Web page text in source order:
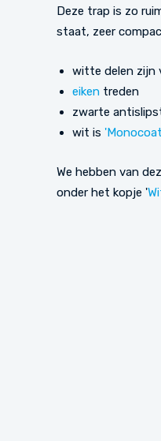
Deze trap is zo
staat, zeer
witte delen zijn
eiken treden
zwarte
wit is
We hebben van
onder het kopje '